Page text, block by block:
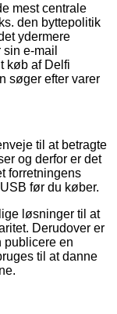
mest centrale
den byttepolitik
ydermere
e-mail
køb af Delfi
søger efter varer
til at betragte
og derfor er det
forretningens
før du køber.
løsninger til at
Derudover er
publicere en
til at danne